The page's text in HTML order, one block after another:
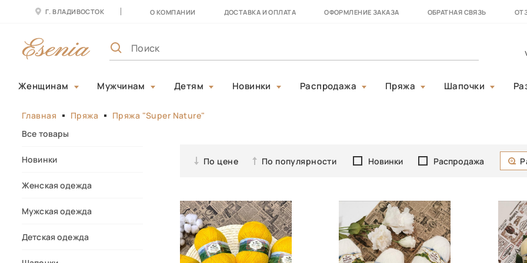
Г. ВЛАДИВОСТОК О КОМПАНИИ ДОСТАВКА И ОПЛАТА ОФОРМЛЕНИЕ ЗАКАЗА ОБРАТНАЯ СВЯЗЬ
Женщинам Мужчинам Детям Новинки Распродажа Пряжа Шапочки
Главная Пряжа
Пряжа "Super Nature"
Все товары
Новинки
Женская одежда
Мужская одежда
Детская одежда
По цене По популярности Новинки Распродажа